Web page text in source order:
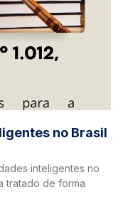
no Brasil
inteligentes no
tratado de forma